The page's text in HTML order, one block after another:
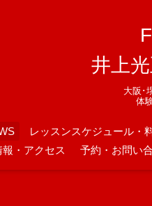
井上
大阪･
体
レッスンスケジュール・
・アクセス
予約・お問い